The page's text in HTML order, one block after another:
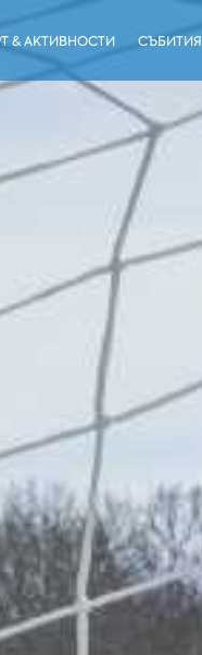
& АКТИВНОСТИ СЪБИТИЯ